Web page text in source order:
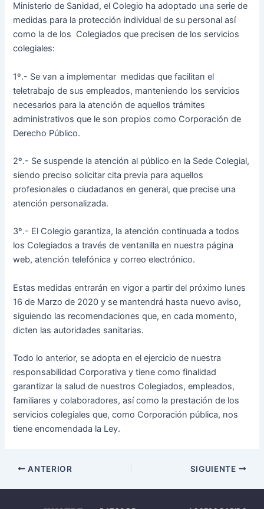
Ministerio de Sanidad, el Colegio ha adoptado una serie de
medidas para la protección individual de su personal así
como la de los Colegiados que precisen de los servicios
colegiales:
1º.- Se van a implementar medidas que facilitan el
teletrabajo de sus empleados, manteniendo los servicios
necesarios para la atención de aquellos trámites
administrativos que le son propios como Corporación de
Derecho Público.
2º.- Se suspende la atención al público en la Sede Colegial,
siendo preciso solicitar cita previa para aquellos
profesionales o ciudadanos en general, que precise una
atención personalizada.
3º.- El Colegio garantiza, la atención continuada a todos
los Colegiados a través de ventanilla en nuestra página
web, atención telefónica y correo electrónico.
Estas medidas entrarán en vigor a partir del próximo lunes
16 de Marzo de 2020 y se mantendrá hasta nuevo aviso,
siguiendo las recomendaciones que, en cada momento,
dicten las autoridades sanitarias.
Todo lo anterior, se adopta en el ejercicio de nuestra
responsabilidad Corporativa y tiene como finalidad
garantizar la salud de nuestros Colegiados, empleados,
familiares y colaboradores, así como la prestación de los
servicios colegiales que, como Corporación pública, nos
tiene encomendada la Ley.
ANTERIOR SIGUIENTE